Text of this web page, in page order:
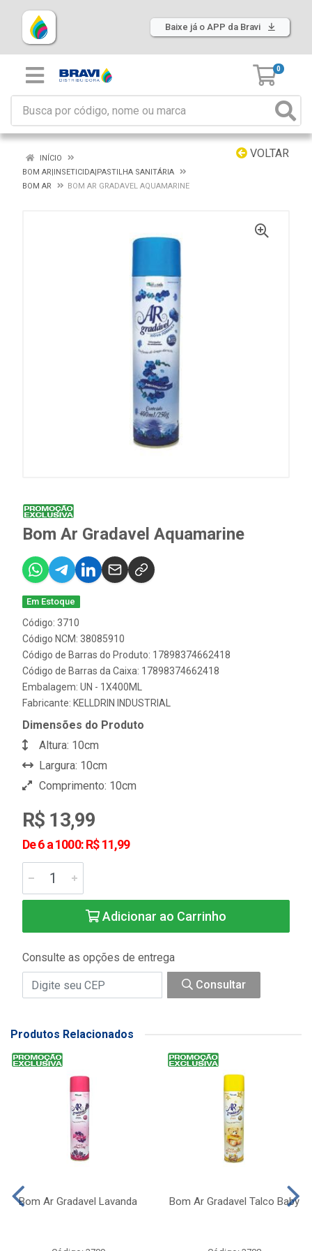
Baixe já o APP da Bravi
0
VOLTAR
INÍCIO
BOM AR|INSETICIDA|PASTILHA SANITÁRIA
BOM AR
BOM AR GRADAVEL AQUAMARINE
Bom Ar Gradavel Aquamarine
Em Estoque
Código: 3710
Código NCM: 38085910
Código de Barras do Produto: 17898374662418
Código de Barras da Caixa: 17898374662418
Embalagem: UN - 1X400ML
Fabricante: KELLDRIN INDUSTRIAL
Dimensões do Produto
Altura: 10cm
Largura: 10cm
Comprimento: 10cm
R$ 13,99
De 6 a 1000: R$ 11,99
Adicionar ao Carrinho
Consulte as opções de entrega
Consultar
Produtos Relacionados
Bom Ar Gradavel Lavanda Bom Ar Gradavel Talco Baby